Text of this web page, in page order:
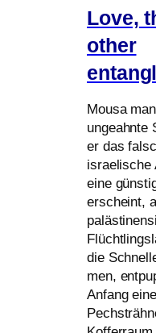
Love,
other
Mousa
unge­ahn­te
er das
israe­li­sche
eine
erscheint,
die
men,
Anfang